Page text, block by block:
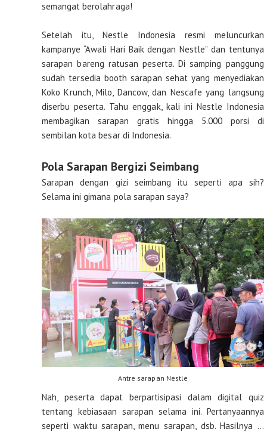
semangat berolahraga!
Setelah itu, Nestle Indonesia resmi meluncurkan
kampanye “Awali Hari Baik dengan Nestle” dan tentunya
sarapan bareng ratusan peserta. Di samping panggung
sudah tersedia booth sarapan sehat yang menyediakan
Koko Krunch, Milo, Dancow, dan Nescafe yang langsung
diserbu peserta. Tahu enggak, kali ini Nestle Indonesia
membagikan sarapan gratis hingga 5.000 porsi di
sembilan kota besar di Indonesia.
Pola Sarapan Bergizi Seimbang
Sarapan dengan gizi seimbang itu seperti apa sih?
Selama ini gimana pola sarapan saya?
Antre sarapan Nestle
Nah, peserta dapat berpartisipasi dalam digital quiz
tentang kebiasaan sarapan selama ini. Pertanyaannya
seperti waktu sarapan, menu sarapan, dsb. Hasilnya …